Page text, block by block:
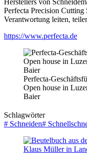
Perfecta Precision
Verantwortung leiten,
https://www.perfecta.de
Perfecta-
Open house in
Baier
Schlagwörter
# Schneiden#